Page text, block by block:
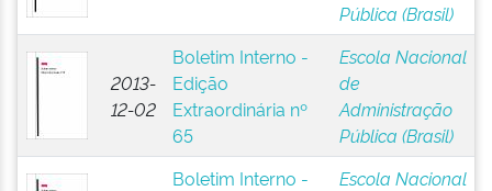
Pública (Brasil)
2013-
12-02
Boletim Interno -
Edição
Extraordinária nº
65
Escola Nacional
de
Administração
Pública (Brasil)
Boletim Interno -
Escola Nacional